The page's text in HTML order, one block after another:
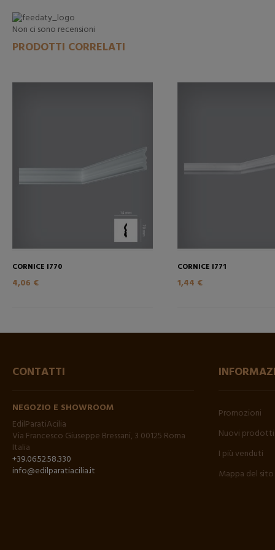
Non ci sono recensioni
PRODOTTI CORRELATI
CORNICE I770
4,06 €
CORNICE I771
1,44 €
CONTATTI
NEGOZIO E SHOWROOM
EdilParatiAcilia
Via Francesco Giuseppe Bressani, 3 00125 Roma
Italia
+39.06.52.58.330
info@edilparatiacilia.it
Promozioni
Nuovi prodotti
I più venduti
Mappa del sito